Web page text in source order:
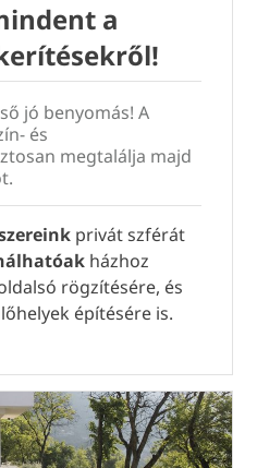
a
jó benyomás! A
és
megtalálja majd
privát szférát
házhoz
rögzítésére, és
építésére is.